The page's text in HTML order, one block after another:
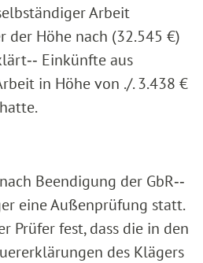
Arbeit
der Höhe nach (32.545 €)
Einkünfte aus
in Höhe von ./. 3.438 €
Beendigung der GbR‑‑
eine Außenprüfung statt.
Prüfer fest, dass die in den
des Klägers